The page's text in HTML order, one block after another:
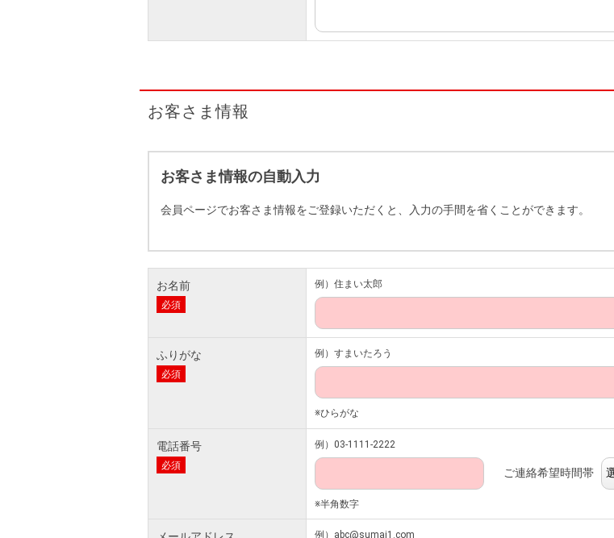
お客さま情報
お客さま情報の自動入力
会員ページでお客さま情報をご登録いただくと、入力の手間を省くことができます。
お名前
必須
例）住まい太郎
ふりがな
必須
例）すまいたろう
※ひらがな
電話番号
必須
例）03-1111-2222
※半角数字
ご連絡希望時間帯
例）abc@sumai1.com